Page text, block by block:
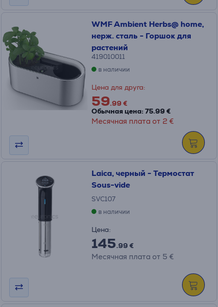
WMF Ambient Herbs@ home,
нерж. сталь - Горшок для
растений
419010011
в наличии
Цена для друга:
59.99 €
Обычная цена: 75.99 €
Месячная плата от 2 €
Laica, черный - Термостат
Sous-vide
SVC107
в наличии
Цена:
145.99 €
Месячная плата от 5 €